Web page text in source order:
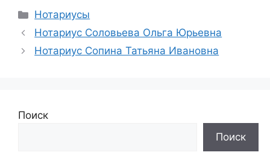
Рубрики
Нотариусы
Нотариус Соловьева Ольга Юрьевна
Нотариус Сопина Татьяна Ивановна
Поиск
Поиск